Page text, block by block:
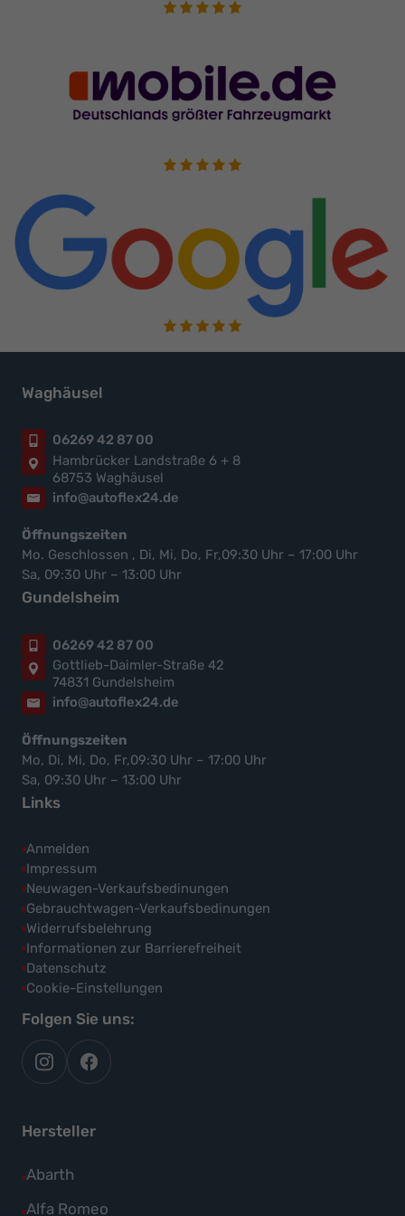
Waghäusel
06269 42 87 00
Hambrücker Landstraße 6 + 8
68753 Waghäusel
info@autoflex24.de
Öffnungszeiten
Mo. Geschlossen , Di, Mi, Do, Fr,09:30 Uhr – 17:00 Uhr
Sa, 09:30 Uhr – 13:00 Uhr
Gundelsheim
06269 42 87 00
Gottlieb-Daimler-Straße 42
74831 Gundelsheim
info@autoflex24.de
Öffnungszeiten
Mo, Di, Mi, Do, Fr,09:30 Uhr – 17:00 Uhr
Sa, 09:30 Uhr – 13:00 Uhr
Links
Anmelden
Impressum
Neuwagen-Verkaufsbedinungen
Gebrauchtwagen-Verkaufsbedinungen
Widerrufsbelehrung
Informationen zur Barrierefreiheit
Datenschutz
Cookie-Einstellungen
Folgen Sie uns:
autoflex
auf
autoflex24
auf
Hersteller
Abarth
Alle
Fahrzeuge
Alfa Romeo
Alle